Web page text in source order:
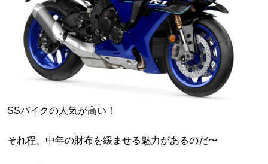
SSバイクの人気が高い！
それ程、中年の財布を緩ませる魅力があるのだ〜